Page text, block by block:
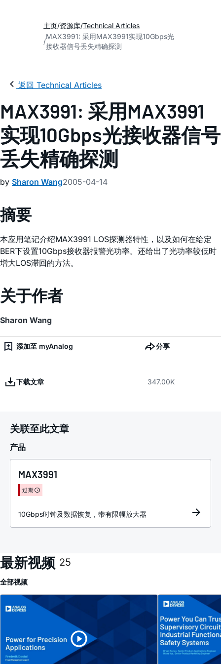
主页 资源库 Technical Articles
MAX3991: 采用MAX3991实现10Gbps光
接收器信号丢失精确探测
返回 Technical Articles
MAX3991: 采用MAX3991
实现10Gbps光接收器信号
丢失精确探测
by Sharon Wang2005-04-14
摘要
本应用笔记介绍MAX3991 LOS探测器特性，以及如何在给定
BER下设置10Gbps接收器报警光功率。还给出了光功率较低时
增大LOS滞回的方法。
关于作者
Sharon Wang
添加至 myAnalog 分享
下载文章 347.00K
关联至此文章
产品
MAX3991
过期
10Gbps时钟及数据恢复，带有限幅放大器
最新视频 25
全部视频